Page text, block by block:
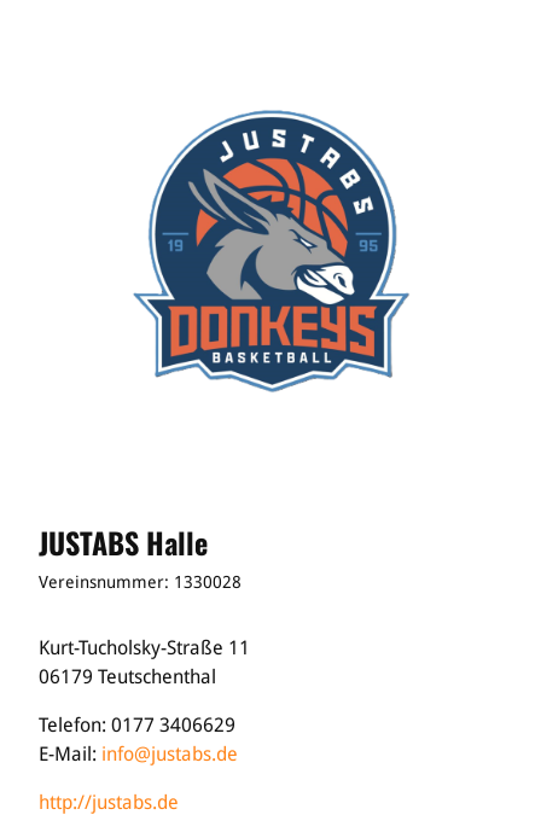
JUSTABS Halle
Vereinsnummer: 1330028
Kurt-Tucholsky-Straße 11
06179 Teutschenthal
Telefon: 0177 3406629
E-Mail: info@justabs.de
http://justabs.de